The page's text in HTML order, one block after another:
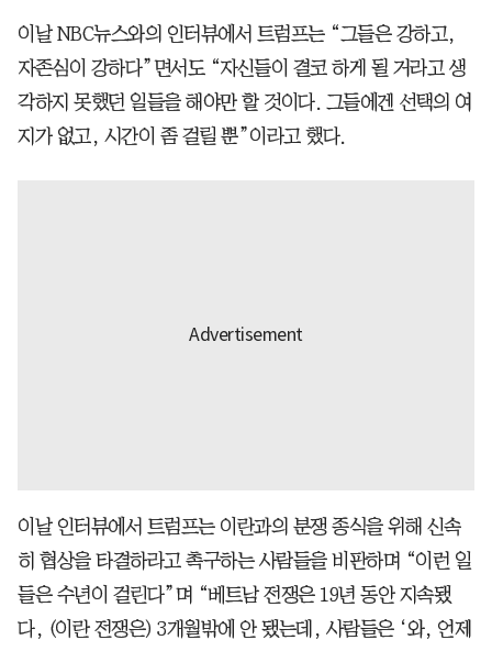
이날 NBC뉴스와의 인터뷰에서 트럼프는 “그들은 강하고,
자존심이 강하다”면서도 “자신들이 결코 하게 될 거라고 생
각하지 못했던 일들을 해야만 할 것이다. 그들에겐 선택의 여
지가 없고, 시간이 좀 걸릴 뿐”이라고 했다.
이날 인터뷰에서 트럼프는 이란과의 분쟁 종식을 위해 신속
히 협상을 타결하라고 촉구하는 사람들을 비판하며 “이런 일
들은 수년이 걸린다”며 “베트남 전쟁은 19년 동안 지속됐
다, (이란 전쟁은) 3개월밖에 안 됐는데, 사람들은 ‘와, 언제